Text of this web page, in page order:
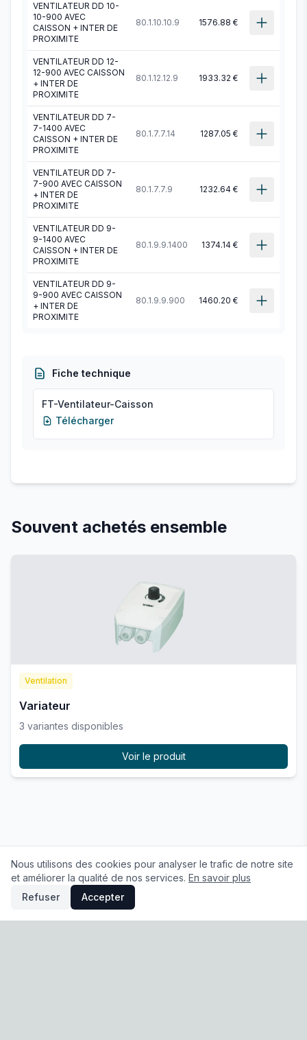
VENTILATEUR DD 10-
10-900 AVEC
CAISSON + INTER DE
PROXIMITE
80.1.10.10.9 1576.88 €
VENTILATEUR DD 12-
12-900 AVEC CAISSON
+ INTER DE
PROXIMITE
80.1.12.12.9 1933.32 €
VENTILATEUR DD 7-
7-1400 AVEC
CAISSON + INTER DE
PROXIMITE
80.1.7.7.14 1287.05 €
VENTILATEUR DD 7-
7-900 AVEC CAISSON
+ INTER DE
PROXIMITE
80.1.7.7.9 1232.64 €
VENTILATEUR DD 9-
9-1400 AVEC
CAISSON + INTER DE
PROXIMITE
80.1.9.9.1400 1374.14 €
VENTILATEUR DD 9-
9-900 AVEC CAISSON
+ INTER DE
PROXIMITE
80.1.9.9.900 1460.20 €
Fiche technique
FT-Ventilateur-Caisson
Télécharger
Souvent achetés ensemble
Ventilation
Variateur
3 variantes disponibles
Voir le produit
Nous utilisons des cookies pour analyser le trafic de notre site
et améliorer la qualité de nos services. En savoir plus
Refuser
Accepter